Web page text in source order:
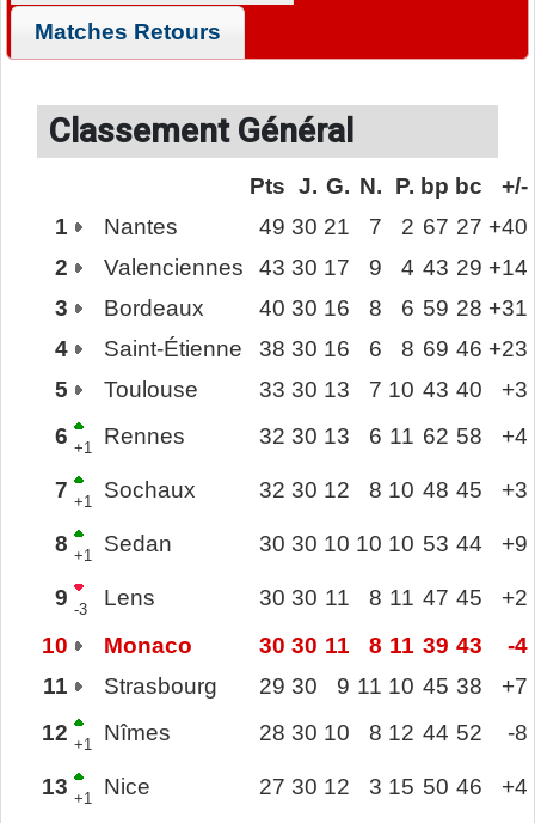
Matches Retours
Classement Général
Pts J. G. N. P. bp bc
+/-
1
Nantes 49 30 21 7 2 67 27 +40
2
Valenciennes 43 30 17 9 4 43 29 +14
3
Bordeaux 40 30 16 8 6 59 28 +31
4
Saint-Étienne 38 30 16 6 8 69 46 +23
5
Toulouse 33 30 13 7 10 43 40
+3
6 +1 Rennes 32 30 13 6 11 62 58 +4
7 +1 Sochaux 32 30 12 8 10 48 45 +3
8 +1 Sedan 30 30 10 10 10 53 44 +9
9 -3 Lens 30 30 11 8 11 47 45
+2
10
Monaco 30 30 11 8 11 39 43
-4
11
Strasbourg 29 30 9 11 10 45 38
+7
12 +1 Nîmes 28 30 10 8 12 44 52 -8
13 +1 Nice 27 30 12 3 15 50 46 +4